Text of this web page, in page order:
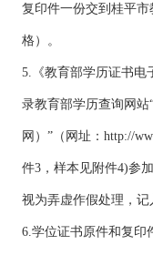
复印件一份交到桂平
格）。
5.《教育部学历证书电
录教育部学历查询网
网）”（网址：http://
件3，样本见附件4)参
视为弄虚作假处理，记
6.学位证书原件和复印